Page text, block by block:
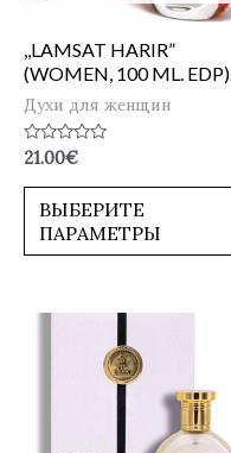
,,LAMSAT HARIR”
(WOMEN, 100 ML. EDP).
Духи для женщин
Оценка
из
21.00€
ВЫБЕРИТЕ
ПАРАМЕТРЫ